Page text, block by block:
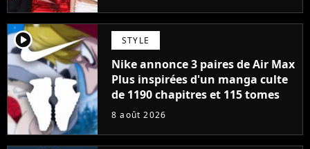
player2 STYLE
Nike annonce 3 paires de Air Max
Plus inspirées d'un manga culte
de 1190 chapitres et 115 tomes
8 août 2026